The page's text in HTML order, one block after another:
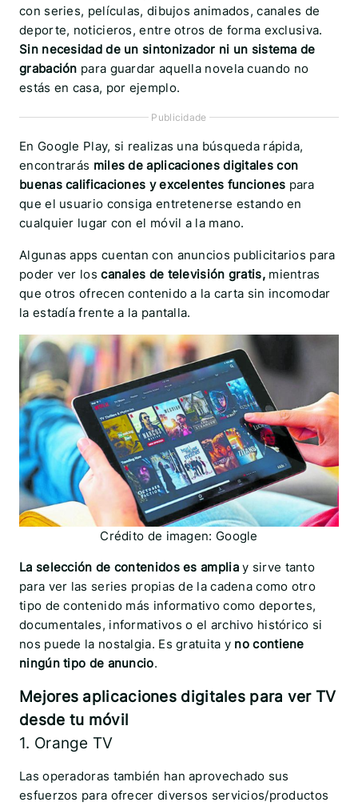
con series, películas, dibujos animados, canales de
deporte, noticieros, entre otros de forma exclusiva.
Sin necesidad de un sintonizador ni un sistema de
grabación para guardar aquella novela cuando no
estás en casa, por ejemplo.
Publicidade
En Google Play, si realizas una búsqueda rápida,
encontrarás miles de aplicaciones digitales con
buenas calificaciones y excelentes funciones para
que el usuario consiga entretenerse estando en
cualquier lugar con el móvil a la mano.
Algunas apps cuentan con anuncios publicitarios para
poder ver loscanales de televisión gratis, mientras
que otros ofrecen contenido a la carta sin incomodar
la estadía frente a la pantalla.
Crédito de imagen: Google
La selección de contenidos es ampliay sirve tanto
para ver las series propias de la cadena como otro
tipo de contenido más informativo como deportes,
documentales, informativos o el archivo histórico si
nos puede la nostalgia. Es gratuita y no contiene
ningún tipo de anuncio.
Mejores aplicaciones digitales para ver TV
desde tu móvil
1. Orange TV
Las operadoras también han aprovechado sus
esfuerzos para ofrecer diversos servicios/productos